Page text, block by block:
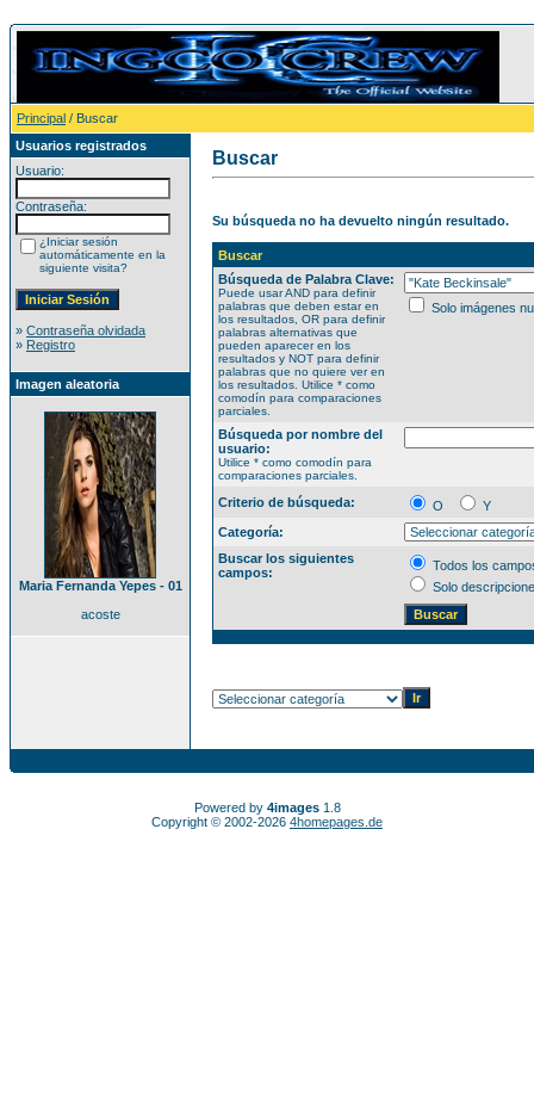
Principal / Buscar
Usuarios registrados
Usuario:
Contraseña:
¿Iniciar sesión
automáticamente en la
siguiente visita?
» Contraseña olvidada
» Registro
Imagen aleatoria
Maria Fernanda Yepes - 01
acoste
Buscar
Su búsqueda no ha devuelto ningún resultado.
Buscar
Búsqueda de Palabra Clave:
Puede usar AND para definir
palabras que deben estar en
los resultados, OR para definir
palabras alternativas que
pueden aparecer en los
resultados y NOT para definir
palabras que no quiere ver en
los resultados. Utilice * como
comodín para comparaciones
parciales.
Solo imágenes
Búsqueda por nombre del
usuario:
Utilice * como comodín para
comparaciones parciales.
Criterio de búsqueda: O
Y
Categoría:
Buscar los siguientes
campos:
Todos los
Solo
Powered by 4images1.8
Copyright © 2002-2026 4homepages.de